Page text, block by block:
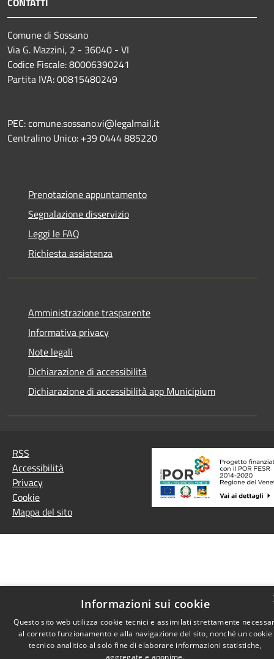
Comune di Sossano
Via G. Mazzini, 2 - 36040 - VI
Codice Fiscale: 80006390241
Partita IVA: 00815480249
PEC: comune.sossano.vi@legalmail.it
Centralino Unico: +39 0444 885220
Prenotazione appuntamento
Segnalazione disservizio
Leggi le FAQ
Richiesta assistenza
Amministrazione trasparente
Informativa privacy
Note legali
Dichiarazione di accessibilità
Dichiarazione di accessibilità app Municipium
RSS
Accessibilità
Privacy
Cookie
Mappa del sito
Informazioni sui cookie
Questo sito web utilizza cookie tecnici e assimilati strettamente
al corretto funzionamento e alla navigazione del sito, nonché un cookie
tecnico analitico al solo fine di elaborare informazioni statistiche,
aggregate e anonime.